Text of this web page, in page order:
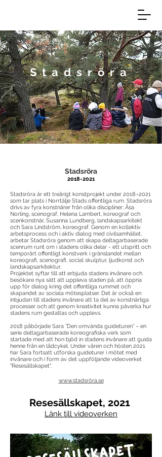
Stadsröra
Stadsröra
2018-2021
Stadsröra är ett treårigt konstprojekt under 2018–2021
som tar plats i Norrtälje Stads offentliga rum. Stadsröra
drivs av fyra konstnärer från olika discipliner; Åsa
Norling, scenograf, Helena Lambert, koreograf och
scenkonstnär, Susanna Lundberg, landskapsarkitekt
och Sara Lindström, koreograf. Genom en kollektiv
arbetsprocess och i aktiv dialog med civilsamhället,
arbetar Stadsröra genom att skapa deltagarbaserade
scenrum runt om i stadens olika delar - ett utspritt och
temporärt offentligt konstverk i gränslandet mellan
koreografi, scenografi, social skulptur, ljudkonst och
landskapsarkitektur.
Projektet syftar till att erbjuda stadens invånare och
besökare nya sätt att uppleva staden på, att öppna
upp för dialog kring det offentliga rummet och
skapandet av sociala mötesplatser. Det är också en
inbjudan till stadens invånare att ta del av konstnärliga
processer och att genom kreativitet kunna påverka hur
stadens rum gestaltas och upplevs.
2018 påbörjade Sara ”Den omvända guideturen” – en
serie deltagarbaserade koreografiska verk som
startade med att hon bjöd in stadens invånare att guida
henne från en lådcykel. Under våren och hösten 2021
har Sara fortsatt utforska guideturer i mötet med
invånare och i form av det uppföljande videoverket
"Resesällskapet".
www.stadsröra.se
Resesällskapet, 2021
Länk till videoverken